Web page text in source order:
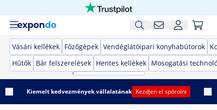
Vásári kellékek Főzőgépek Vendéglátóipari konyhabútorok
Hűtők Bár felszerelések Hentes kellékek Mosogatási
Kiemelt kedvezmények vállalatának Kezdjen el spórolni